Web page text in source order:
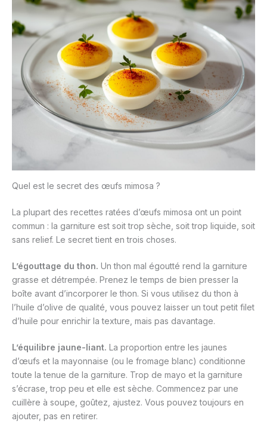
Quel est le secret des œufs mimosa ?
La plupart des recettes ratées d’œufs mimosa ont un point
commun : la garniture est soit trop sèche, soit trop liquide, soit
sans relief. Le secret tient en trois choses.
L’égouttage du thon. Un thon mal égoutté rend la garniture
grasse et détrempée. Prenez le temps de bien presser la
boîte avant d’incorporer le thon. Si vous utilisez du thon à
l’huile d’olive de qualité, vous pouvez laisser un tout petit filet
d’huile pour enrichir la texture, mais pas davantage.
L’équilibre jaune-liant. La proportion entre les jaunes
d’œufs et la mayonnaise (ou le fromage blanc) conditionne
toute la tenue de la garniture. Trop de mayo et la garniture
s’écrase, trop peu et elle est sèche. Commencez par une
cuillère à soupe, goûtez, ajustez. Vous pouvez toujours en
ajouter, pas en retirer.